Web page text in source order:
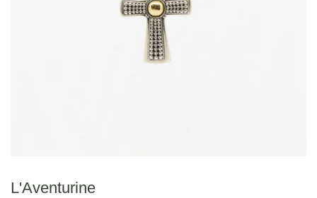
L'Aventurine